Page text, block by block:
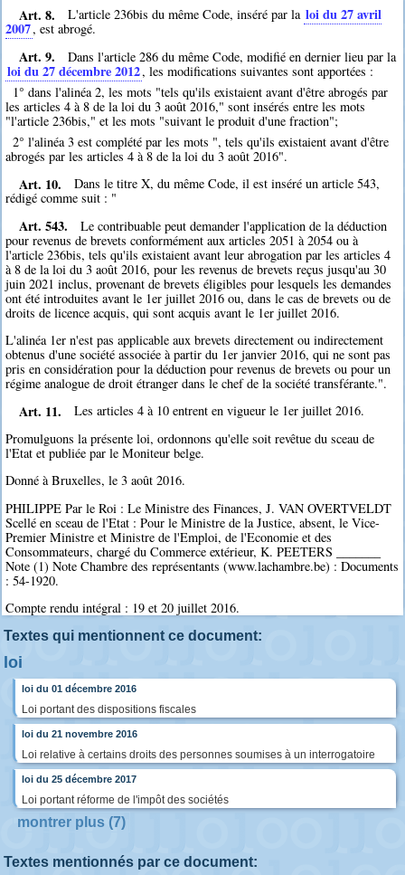
Art. 8. L'article 236bis du même Code, inséré par la loi du 27 avril
2007, est abrogé.
Art. 9. Dans l'article 286 du même Code, modifié en dernier lieu par la
loi du 27 décembre 2012, les modifications suivantes sont apportées :
1° dans l'alinéa 2, les mots "tels qu'ils existaient avant d'être abrogés par
les articles 4 à 8 de la loi du 3 août 2016," sont insérés entre les mots
"l'article 236bis," et les mots "suivant le produit d'une fraction";
2° l'alinéa 3 est complété par les mots ", tels qu'ils existaient avant d'être
abrogés par les articles 4 à 8 de la loi du 3 août 2016".
Art. 10.
Dans le titre X, du même Code, il est inséré un article 543,
rédigé comme suit : "
Art. 543.
Le contribuable peut demander l'application de la déduction
pour revenus de brevets conformément aux articles 2051 à 2054 ou à
l'article 236bis, tels qu'ils existaient avant leur abrogation par les articles 4
à 8 de la loi du 3 août 2016, pour les revenus de brevets reçus jusqu'au 30
juin 2021 inclus, provenant de brevets éligibles pour lesquels les demandes
ont été introduites avant le 1er juillet 2016 ou, dans le cas de brevets ou de
droits de licence acquis, qui sont acquis avant le 1er juillet 2016.
L'alinéa 1er n'est pas applicable aux brevets directement ou indirectement
obtenus d'une société associée à partir du 1er janvier 2016, qui ne sont pas
pris en considération pour la déduction pour revenus de brevets ou pour un
régime analogue de droit étranger dans le chef de la société transférante.".
Art. 11.
Les articles 4 à 10 entrent en vigueur le 1er juillet 2016.
Promulguons la présente loi, ordonnons qu'elle soit revêtue du sceau de
l'Etat et publiée par le Moniteur belge.
Donné à Bruxelles, le 3 août 2016.
PHILIPPE Par le Roi : Le Ministre des Finances, J. VAN OVERTVELDT
Scellé en sceau de l'Etat : Pour le Ministre de la Justice, absent, le Vice-
Premier Ministre et Ministre de l'Emploi, de l'Economie et des
Consommateurs, chargé du Commerce extérieur, K. PEETERS _______
Note (1) Note Chambre des représentants (www.lachambre.be) : Documents
: 54-1920.
Compte rendu intégral : 19 et 20 juillet 2016.
Textes qui mentionnent ce document:
loi
loi du 01 décembre 2016
Loi portant des dispositions fiscales
loi du 21 novembre 2016
Loi relative à certains droits des personnes soumises à un interrogatoire
loi du 25 décembre 2017
Loi portant réforme de l'impôt des sociétés
montrer plus (7)
Textes mentionnés par ce document: